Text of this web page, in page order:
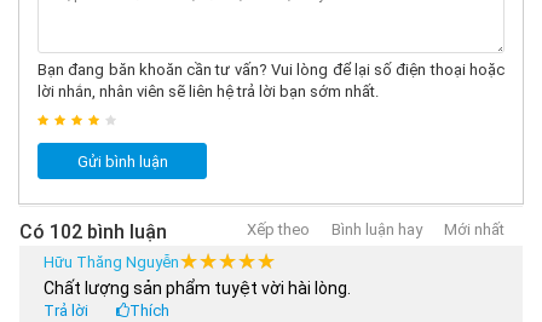
kỳ khó, để tập luyện được môn thể thao này đòi hỏi
bạn phải thật sự kiên trì, linh hoạt, tập luyện ván trượt
mỗi ngày giúp bé thêm tự tin, tiếp xúc với nhiều bạn bè
để tăng khả năng giao tiếp
Giảm căng thẳng: Cũng giống như những bộ môn thể
thao đường phố khác, lướt ván mỗi ngày giúp bạn giải
tỏa căng thẳng, mệt mỏi sau 1 ngày học tập, làm việc
Bạn đang băn khoăn cần tư vấn? Vui lòng để lại số điện thoại hoặc
lời nhắn, nhân viên sẽ liên hệ trả lời bạn sớm nhất.
Gửi bình luận
Có 102 bình luận Xếp theo Bình luận hay
Mới nhất
Hữu Thăng Nguyễn★★★★★
★★★★★
Chất lượng sản phẩm tuyệt vời hài lòng.
Trả lời Thích